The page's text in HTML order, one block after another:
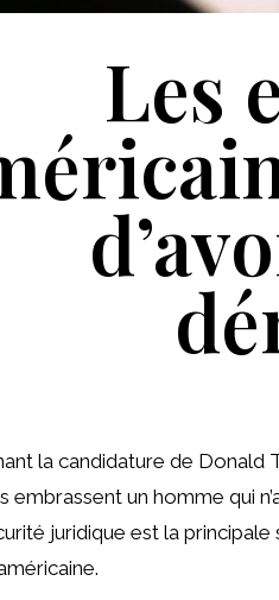
Les
la candidature de Donald
embrassent un homme qui
juridique est la